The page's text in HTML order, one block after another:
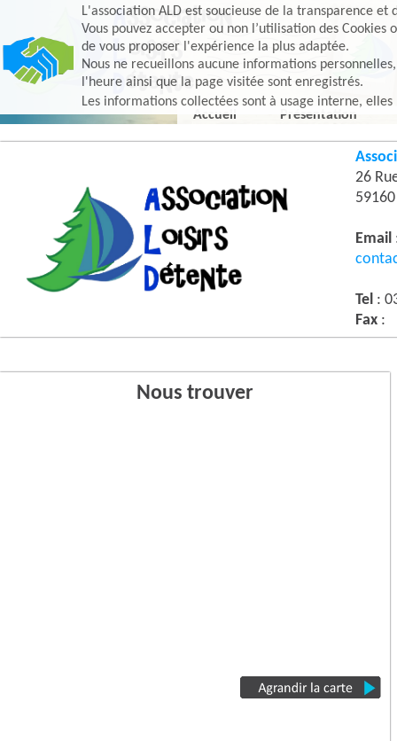
L'association ALD est soucieuse de la transparence et
Vous pouvez accepter ou non l’utilisation des
de vous proposer l'expérience la plus adaptée.
Nous ne recueillons aucune informations
l'heure ainsi que la page visitée sont enregistrés.
Les informations collectées sont à usage interne,
Accueil
Présentation
26
Email
Tel :
Fax :
Nous trouver